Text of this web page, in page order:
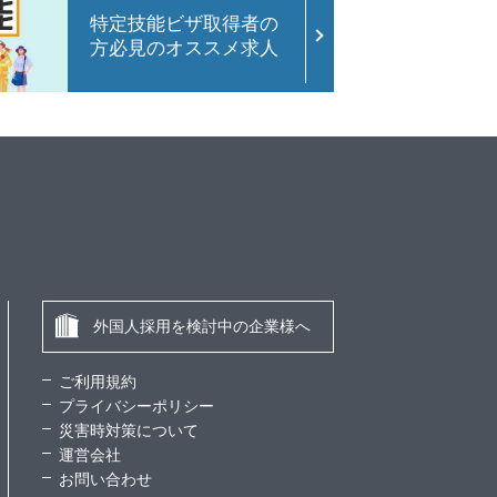
特定技能ビザ取得者の
方必見のオススメ求人
外国人採用を検討中の企業様へ
ご利用規約
プライバシーポリシー
災害時対策について
運営会社
お問い合わせ